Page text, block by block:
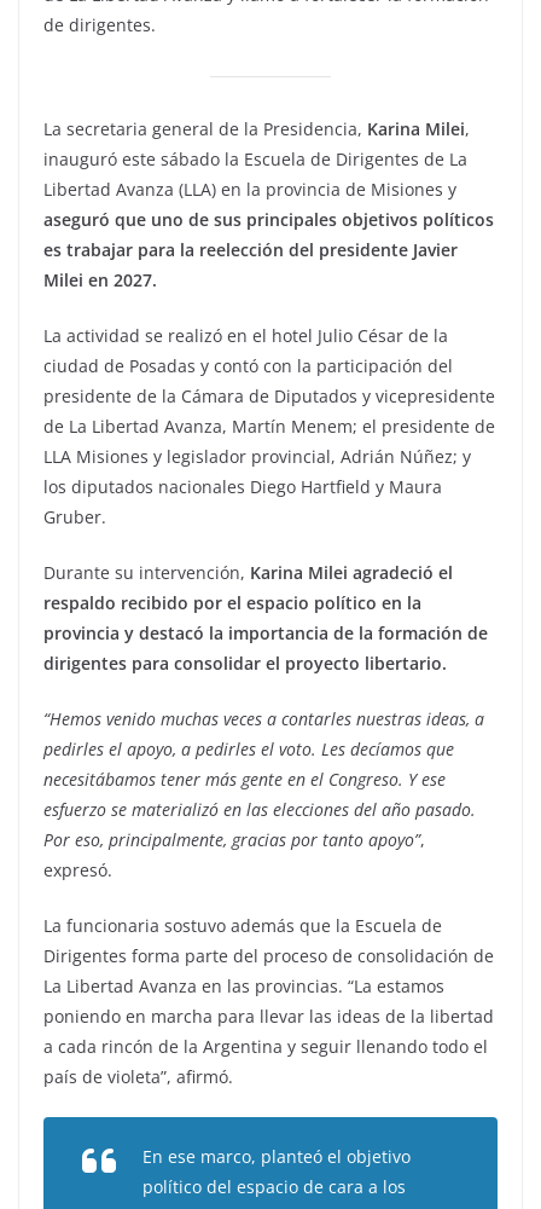
de dirigentes.
La secretaria general de la Presidencia, Karina Milei,
inauguró este sábado la Escuela de Dirigentes de La
Libertad Avanza (LLA) en la provincia de Misiones y
aseguró que uno de sus principales objetivos políticos
es trabajar para la reelección del presidente Javier
Milei en 2027.
La actividad se realizó en el hotel Julio César de la
ciudad de Posadas y contó con la participación del
presidente de la Cámara de Diputados y vicepresidente
de La Libertad Avanza, Martín Menem; el presidente de
LLA Misiones y legislador provincial, Adrián Núñez; y
los diputados nacionales Diego Hartfield y Maura
Gruber.
Durante su intervención, Karina Milei agradeció el
respaldo recibido por el espacio político en la
provincia y destacó la importancia de la formación de
dirigentes para consolidar el proyecto libertario.
“Hemos venido muchas veces a contarles nuestras ideas, a
pedirles el apoyo, a pedirles el voto. Les decíamos que
necesitábamos tener más gente en el Congreso. Y ese
esfuerzo se materializó en las elecciones del año pasado.
Por eso, principalmente, gracias por tanto apoyo”,
expresó.
La funcionaria sostuvo además que la Escuela de
Dirigentes forma parte del proceso de consolidación de
La Libertad Avanza en las provincias. “La estamos
poniendo en marcha para llevar las ideas de la libertad
a cada rincón de la Argentina y seguir llenando todo el
país de violeta”, afirmó.
En ese marco, planteó el objetivo
político del espacio de cara a los